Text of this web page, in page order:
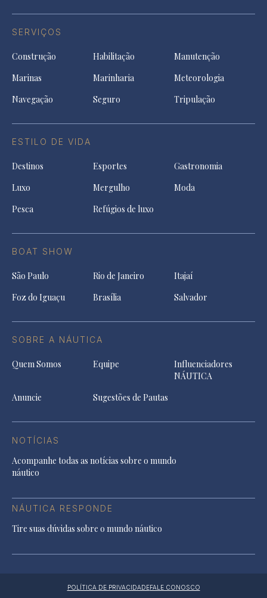
SERVIÇOS
Construção Habilitação
Manutenção
Marinas
Marinharia
Meteorologia
Navegação
Seguro Tripulação
ESTILO DE VIDA
Destinos Esportes
Gastronomia
Luxo
Mergulho
Moda
Pesca
Refúgios de luxo
BOAT SHOW
São Paulo Rio de Janeiro
Itajaí
Foz do Iguaçu
Brasília Salvador
SOBRE A NÁUTICA
Quem Somos Equipe
Influenciadores
NÁUTICA
Anuncie
Sugestões de Pautas
NOTÍCIAS
Acompanhe todas as notícias sobre o mundo
náutico
NÁUTICA RESPONDE
Tire suas dúvidas sobre o mundo náutico
POLÍTICA DE PRIVACIDADEFALE CONOSCO